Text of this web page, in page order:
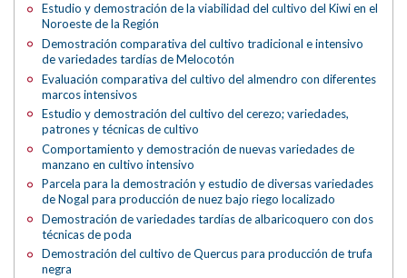
Estudio y demostración de la viabilidad del cultivo del Kiwi en el
Noroeste de la Región
Demostración comparativa del cultivo tradicional e intensivo
de variedades tardías de Melocotón
Evaluación comparativa del cultivo del almendro con diferentes
marcos intensivos
Estudio y demostración del cultivo del cerezo; variedades,
patrones y técnicas de cultivo
Comportamiento y demostración de nuevas variedades de
manzano en cultivo intensivo
Parcela para la demostración y estudio de diversas variedades
de Nogal para producción de nuez bajo riego localizado
Demostración de variedades tardías de albaricoquero con dos
técnicas de poda
Demostración del cultivo de Quercus para producción de trufa
negra